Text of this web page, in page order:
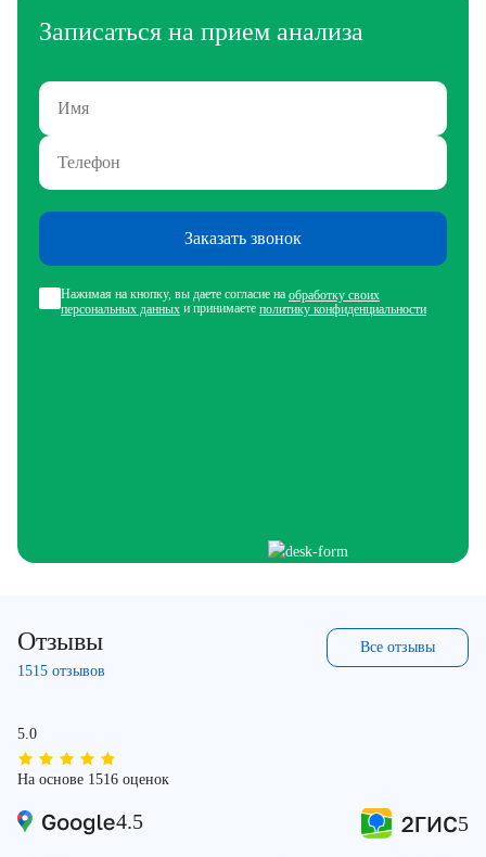
Записаться на прием анализа
Заказать звонок
Нажимая на кнопку, вы даете согласие на обработку своих
персональных данных и принимаете политику конфиденциальности
Отзывы
1515 отзывов
Все отзывы
5.0
На основе 1516 оценок
4.5 5